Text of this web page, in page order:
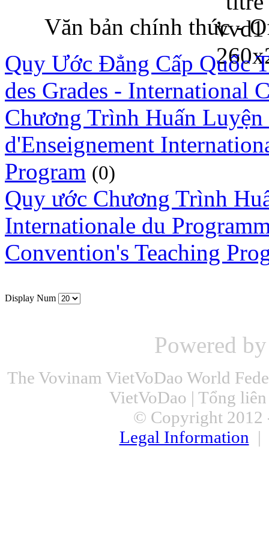
Văn bản chính thức -
Quy Ước Đẳng Cấp Quốc
des Grades - International
Chương Trình Huấn Luyện
d'Enseignement
Program (0)
Quy ước Chương Trình
Internationale du
Convention's Teaching
Display Num
Powered
The Vovinam VietVoDao World
VietVoDao | Tổng
© Copyright 2012
Legal Information